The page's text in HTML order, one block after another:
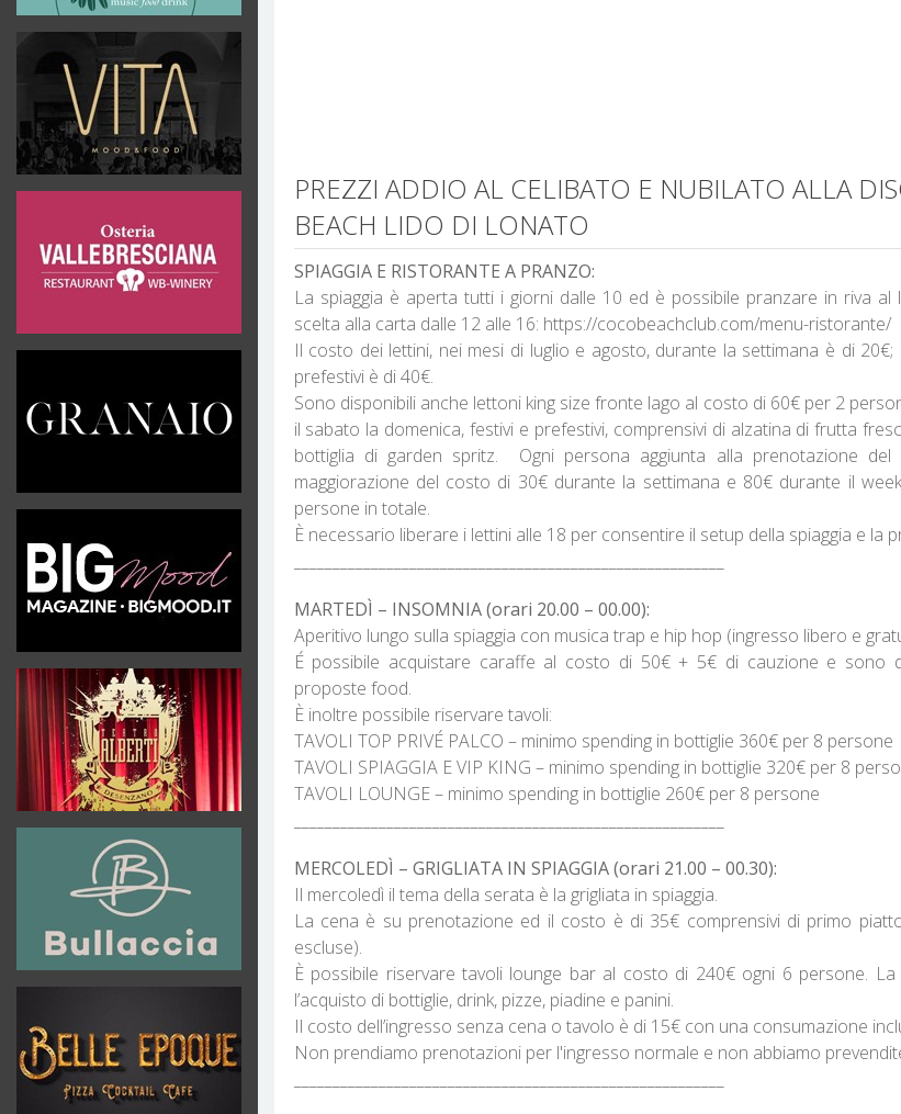
PREZZI ADDIO AL CELIBATO E NUBILATO ALLA
BEACH LIDO DI LONATO
SPIAGGIA E RISTORANTE A PRANZO:
La spiaggia è aperta tutti i giorni dalle 10 ed è possibile pranzare in riva
scelta alla carta dalle 12 alle 16: https://cocobeachclub.com/menu-ristorante/
Il costo dei lettini, nei mesi di luglio e agosto, durante la settimana è di
prefestivi è di 40€.
Sono disponibili anche lettoni king size fronte lago al costo di 60€ per 2
il sabato la domenica, festivi e prefestivi, comprensivi di alzatina di frutta
bottiglia di garden spritz. Ogni persona aggiunta alla prenotazione
maggiorazione del costo di 30€ durante la settimana e 80€ durante il
persone in totale.
È necessario liberare i lettini alle 18 per consentire il setup della spiaggia e la
MARTEDÌ – INSOMNIA (orari 20.00 – 00.00):
Aperitivo lungo sulla spiaggia con musica trap e hip hop (ingresso libero e
É possibile acquistare caraffe al costo di 50€ + 5€ di cauzione e sono
proposte food.
È inoltre possibile riservare tavoli:
TAVOLI TOP PRIVÉ PALCO – minimo spending in bottiglie 360€ per 8 persone
TAVOLI SPIAGGIA E VIP KING – minimo spending in bottiglie 320€ per 8
TAVOLI LOUNGE – minimo spending in bottiglie 260€ per 8 persone
MERCOLEDÌ – GRIGLIATA IN SPIAGGIA (orari 21.00 – 00.30):
Il mercoledì il tema della serata è la grigliata in spiaggia.
La cena è su prenotazione ed il costo è di 35€ comprensivi di primo
escluse).
È possibile riservare tavoli lounge bar al costo di 240€ ogni 6 persone.
l’acquisto di bottiglie, drink, pizze, piadine e panini.
Il costo dell’ingresso senza cena o tavolo è di 15€ con una consumazione
Non prendiamo prenotazioni per l'ingresso normale e non abbiamo